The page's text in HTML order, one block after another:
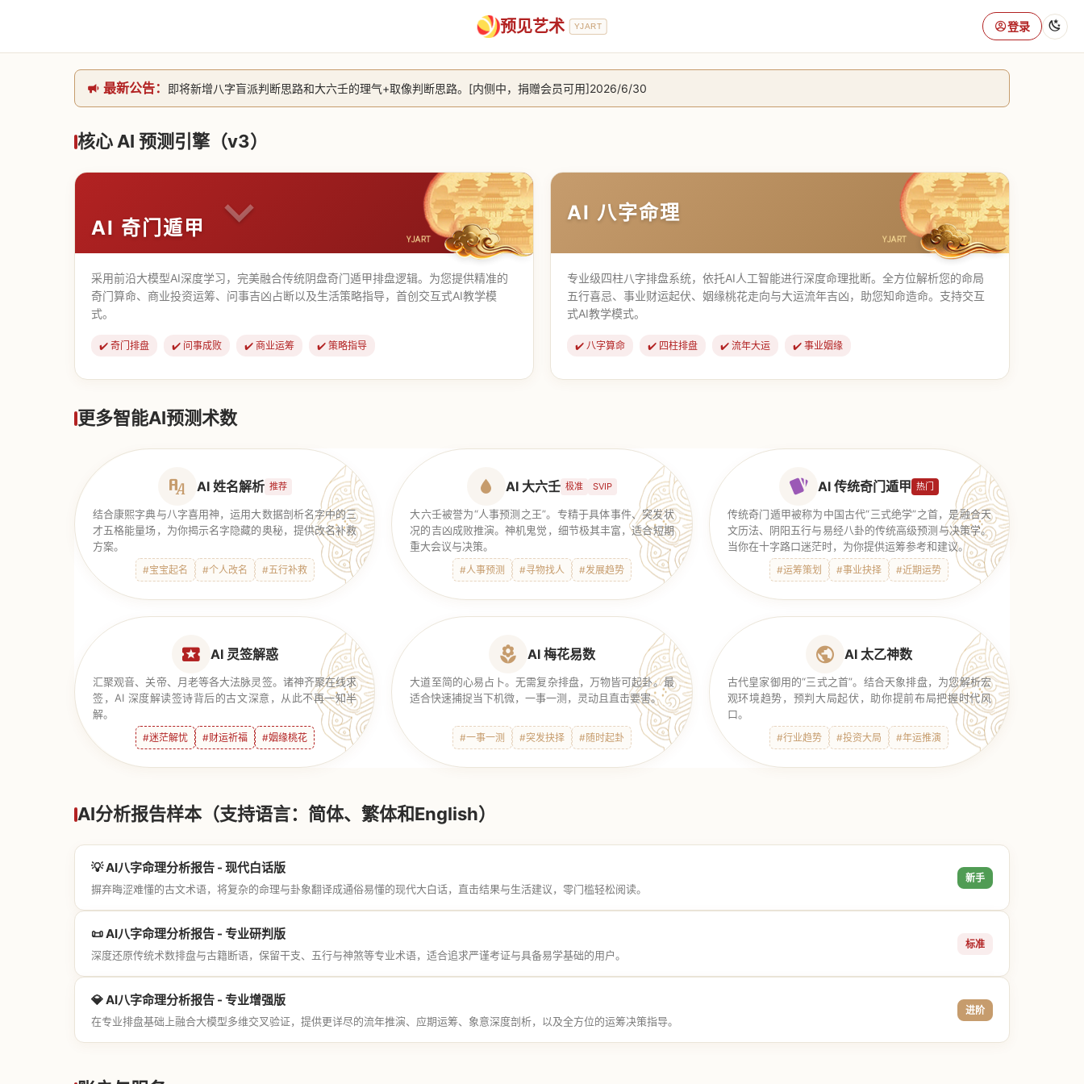
预见艺术 YJART 登录
最新公告：
即将新增八字盲派判断思路和大六壬的理气+取像判断思路。[内侧中，捐赠会员可用]2026/6/30
网站升级完成，升级全模块的算法，限时开放用户注册。2026/6/27
致老用户的一封信，旧站充值会员开放注册截止到8月25日 2026/2/25
核心 AI 预测引擎（v3）
AI 奇门遁甲
采用前沿大模型AI深度学习，完美融合传统阴盘奇门遁甲排盘逻辑。为您提供精准的
奇门算命、商业投资运筹、问事吉凶占断以及生活策略指导，首创交互式AI教学模
式。
✔️ 奇门排盘 ✔️ 问事成败 ✔️ 商业运筹 ✔️ 策略指导
【道家奇门】 【传统奇门】
AI 八字命理
专业级四柱八字排盘系统，依托AI人工智能进行深度命理批断。全方位解析您的命局
五行喜忌、事业财运起伏、姻缘桃花走向与大运流年吉凶，助您知命造命。支持交互
式AI教学模式。
✔️ 八字算命 ✔️ 四柱排盘 ✔️ 流年大运 ✔️ 事业姻缘
更多智能AI预测术数
AI 姓名解析 推荐
结合康熙字典与八字喜用神，运用大数据剖析名字中的三
才五格能量场，为你揭示名字隐藏的奥秘，提供改名补救
方案。
#宝宝起名 #个人改名 #五行补救
AI 大六壬 极准 SVIP
大六壬被誉为“人事预测之王”。专精于具体事件、突发状
况的吉凶成败推演。神机鬼觉，细节极其丰富，适合短期
重大会议与决策。
#人事预测 #寻物找人 #发展趋势
AI 传统奇门遁甲 热门
传统奇门遁甲被称为中国古代“三式绝学”之首，是融合天
文历法、阴阳五行与易经八卦的传统高级预测与决策学。
当你在十字路口迷茫时，为你提供运筹参考和建议。
#运筹策划 #事业抉择 #近期运势
AI 灵签解惑
汇聚观音、关帝、月老等各大法脉灵签。诸神齐聚在线求
签，AI 深度解读签诗背后的古文深意，从此不再一知半
解。
#迷茫解忧 #财运祈福 #姻缘桃花
AI 梅花易数
大道至简的心易占卜。无需复杂排盘，万物皆可起卦。最
适合快速捕捉当下机微，一事一测，灵动且直击要害。
#一事一测 #突发抉择 #随时起卦
AI 太乙神数
古代皇家御用的“三式之首”。结合天象排盘，为您解析宏
观环境趋势，预判大局起伏，助你提前布局把握时代风
口。
#行业趋势 #投资大局 #年运推演
AI分析报告样本（支持语言：简体、繁体和English）
💡 AI八字命理分析报告 - 现代白话版
摒弃晦涩难懂的古文术语，将复杂的命理与卦象翻译成通俗易懂的现代大白话，直击结果与生活建议，零门槛轻松阅读。
新手
📜 AI八字命理分析报告 - 专业研判版
深度还原传统术数排盘与古籍断语，保留干支、五行与神煞等专业术语，适合追求严谨考证与具备易学基础的用户。
标准
💎 AI八字命理分析报告 - 专业增强版
在专业排盘基础上融合大模型多维交叉验证，提供更详尽的流年推演、应期运筹、象意深度剖析，以及全方位的运筹决策指导。
进阶